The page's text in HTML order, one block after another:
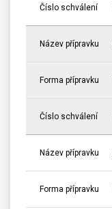
Číslo schválení
Název přípravku
Forma přípravku
Číslo schválení
Název přípravku
Forma přípravku